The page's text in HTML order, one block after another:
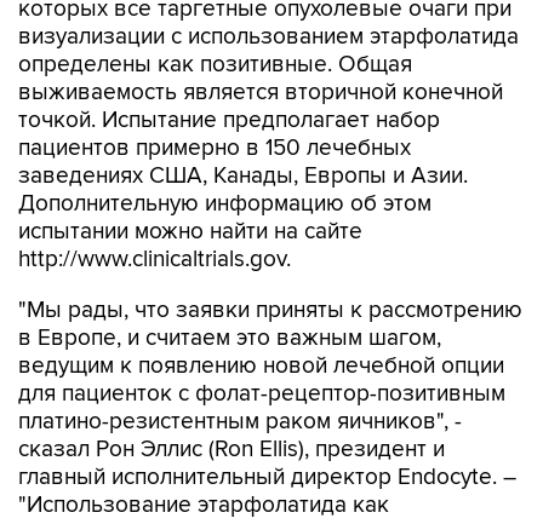
которых все таргетные опухолевые очаги при
визуализации с использованием этарфолатида
определены как позитивные. Общая
выживаемость является вторичной конечной
точкой. Испытание предполагает набор
пациентов примерно в 150 лечебных
заведениях США, Канады, Европы и Азии.
Дополнительную информацию об этом
испытании можно найти на сайте
http://www.clinicaltrials.gov.
"Мы рады, что заявки приняты к рассмотрению
в Европе, и считаем это важным шагом,
ведущим к появлению новой лечебной опции
для пациенток с фолат-рецептор-позитивным
платино-резистентным раком яичников", -
сказал Рон Эллис (Ron Ellis), президент и
главный исполнительный директор Endocyte. –
"Использование этарфолатида как